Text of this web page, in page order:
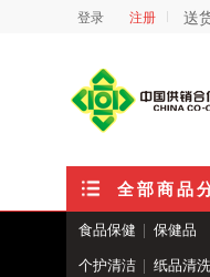
登录 注册 送
全部商品
食品保健
保健品
个护清洁
纸品清洗